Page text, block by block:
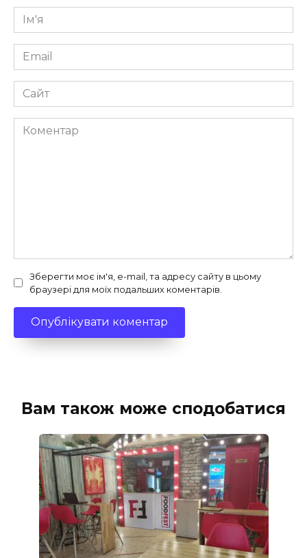
Ім'я
*
Email
*
Сайт
Коментар
Зберегти моє ім'я, e-mail, та адресу сайту в цьому
браузері для моїх подальших коментарів.
Вам також може сподобатися